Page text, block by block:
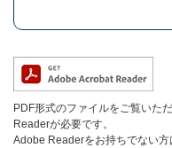
PDF形式のファイルをご覧いた
Readerが必要です。
Adobe Readerをお持ちでない